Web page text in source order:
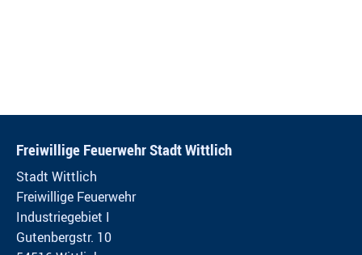
Freiwillige Feuerwehr Stadt Wittlich
Stadt Wittlich
Freiwillige Feuerwehr
Industriegebiet I
Gutenbergstr. 10